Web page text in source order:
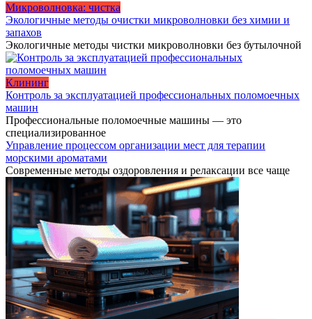
Микроволновка: чистка
Экологичные методы очистки микроволновки без химии и
запахов
Экологичные методы чистки микроволновки без бутылочной
Клининг
Контроль за эксплуатацией профессиональных поломоечных
машин
Профессиональные поломоечные машины — это
специализированное
Управление процессом организации мест для терапии
морскими ароматами
Современные методы оздоровления и релаксации все чаще